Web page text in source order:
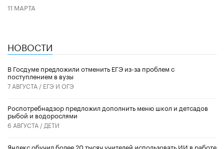
11 МАРТА
НОВОСТИ
В Госдуме предложили отменить ЕГЭ из-за проблем с
поступлением в вузы
7 АВГУСТА / ЕГЭ И ОГЭ
Роспотребнадзор предложил дополнить меню школ и детсадов
рыбой и водорослями
6 АВГУСТА / ДЕТИ
​Яндекс обучил более 20 тысяч учителей использовать ИИ в работе